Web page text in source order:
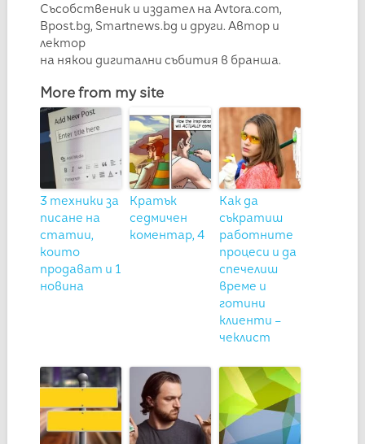
Съсобственик и издател на Avtora.com,
Bpost.bg, Smartnews.bg и други. Автор и
лектор
на някои дигитални събития в бранша.
More from my site
3 техники за
писане на
статии,
които
продават и 1
новина
Кратък
седмичен
коментар, 4
Как да
съкратиш
работните
процеси и да
спечелиш
време и
готини
клиенти –
чеклист